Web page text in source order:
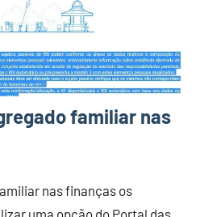
familiar nas
nas finanças os